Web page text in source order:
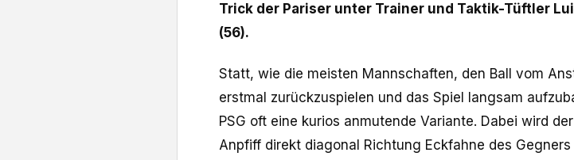
Trick der Pariser unter Trainer und Taktik-Tüftler
(56).
Statt, wie die meisten Mannschaften, den Ball vom
erstmal zurückzuspielen und das Spiel langsam
PSG oft eine kurios anmutende Variante. Dabei wird
Anpfiff direkt diagonal Richtung Eckfahne des Gegners